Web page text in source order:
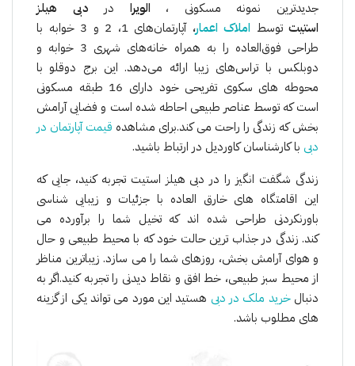
جدیدترین نمونه مسکونی ، الویرا در دبی هیلز
استیت توسط املاک اعمار،
آپارتمان‌های 1، 2 و 3 خوابه با
طراحی فوق‌العاده را به همراه خانه‌های شهری 3 خوابه و
دوبلکس با تراس‌های زیبا ارائه می‌دهد. این برج دوقلو با
محوطه های سکوی تفریحی خود دارای 16 طبقه مسکونی
است که توسط عناصر طبیعی احاطه شده است و فضایی آرامش
بخش که زندگی را راحت می کند.برای مشاهده قیمت آپارتمان در
دبی با کارشناسان کاوردیل در ارتباط باشید.
زندگی شگفت انگیز را در دبی هیلز استیت تجربه کنید، جایی که
این اقامتگاه های خارق العاده با جزئیات و زیبایی شناسی
باورنکردنی طراحی شده اند که تخیل شما را برآورده می
کند. زندگی در جذاب ترین حالت خود که با محیط طبیعی و حال
و هوای آرامش بخش، روزهای شما را می سازد. زیباترین مناظر
از محیط سبز طبیعی، خط افق و نقاط دیدنی را تجربه کنید.اگر به
دنبالخرید ملک در دبی هستید این مورد می تواند یکی از گزینه
های مطلوب باشد.